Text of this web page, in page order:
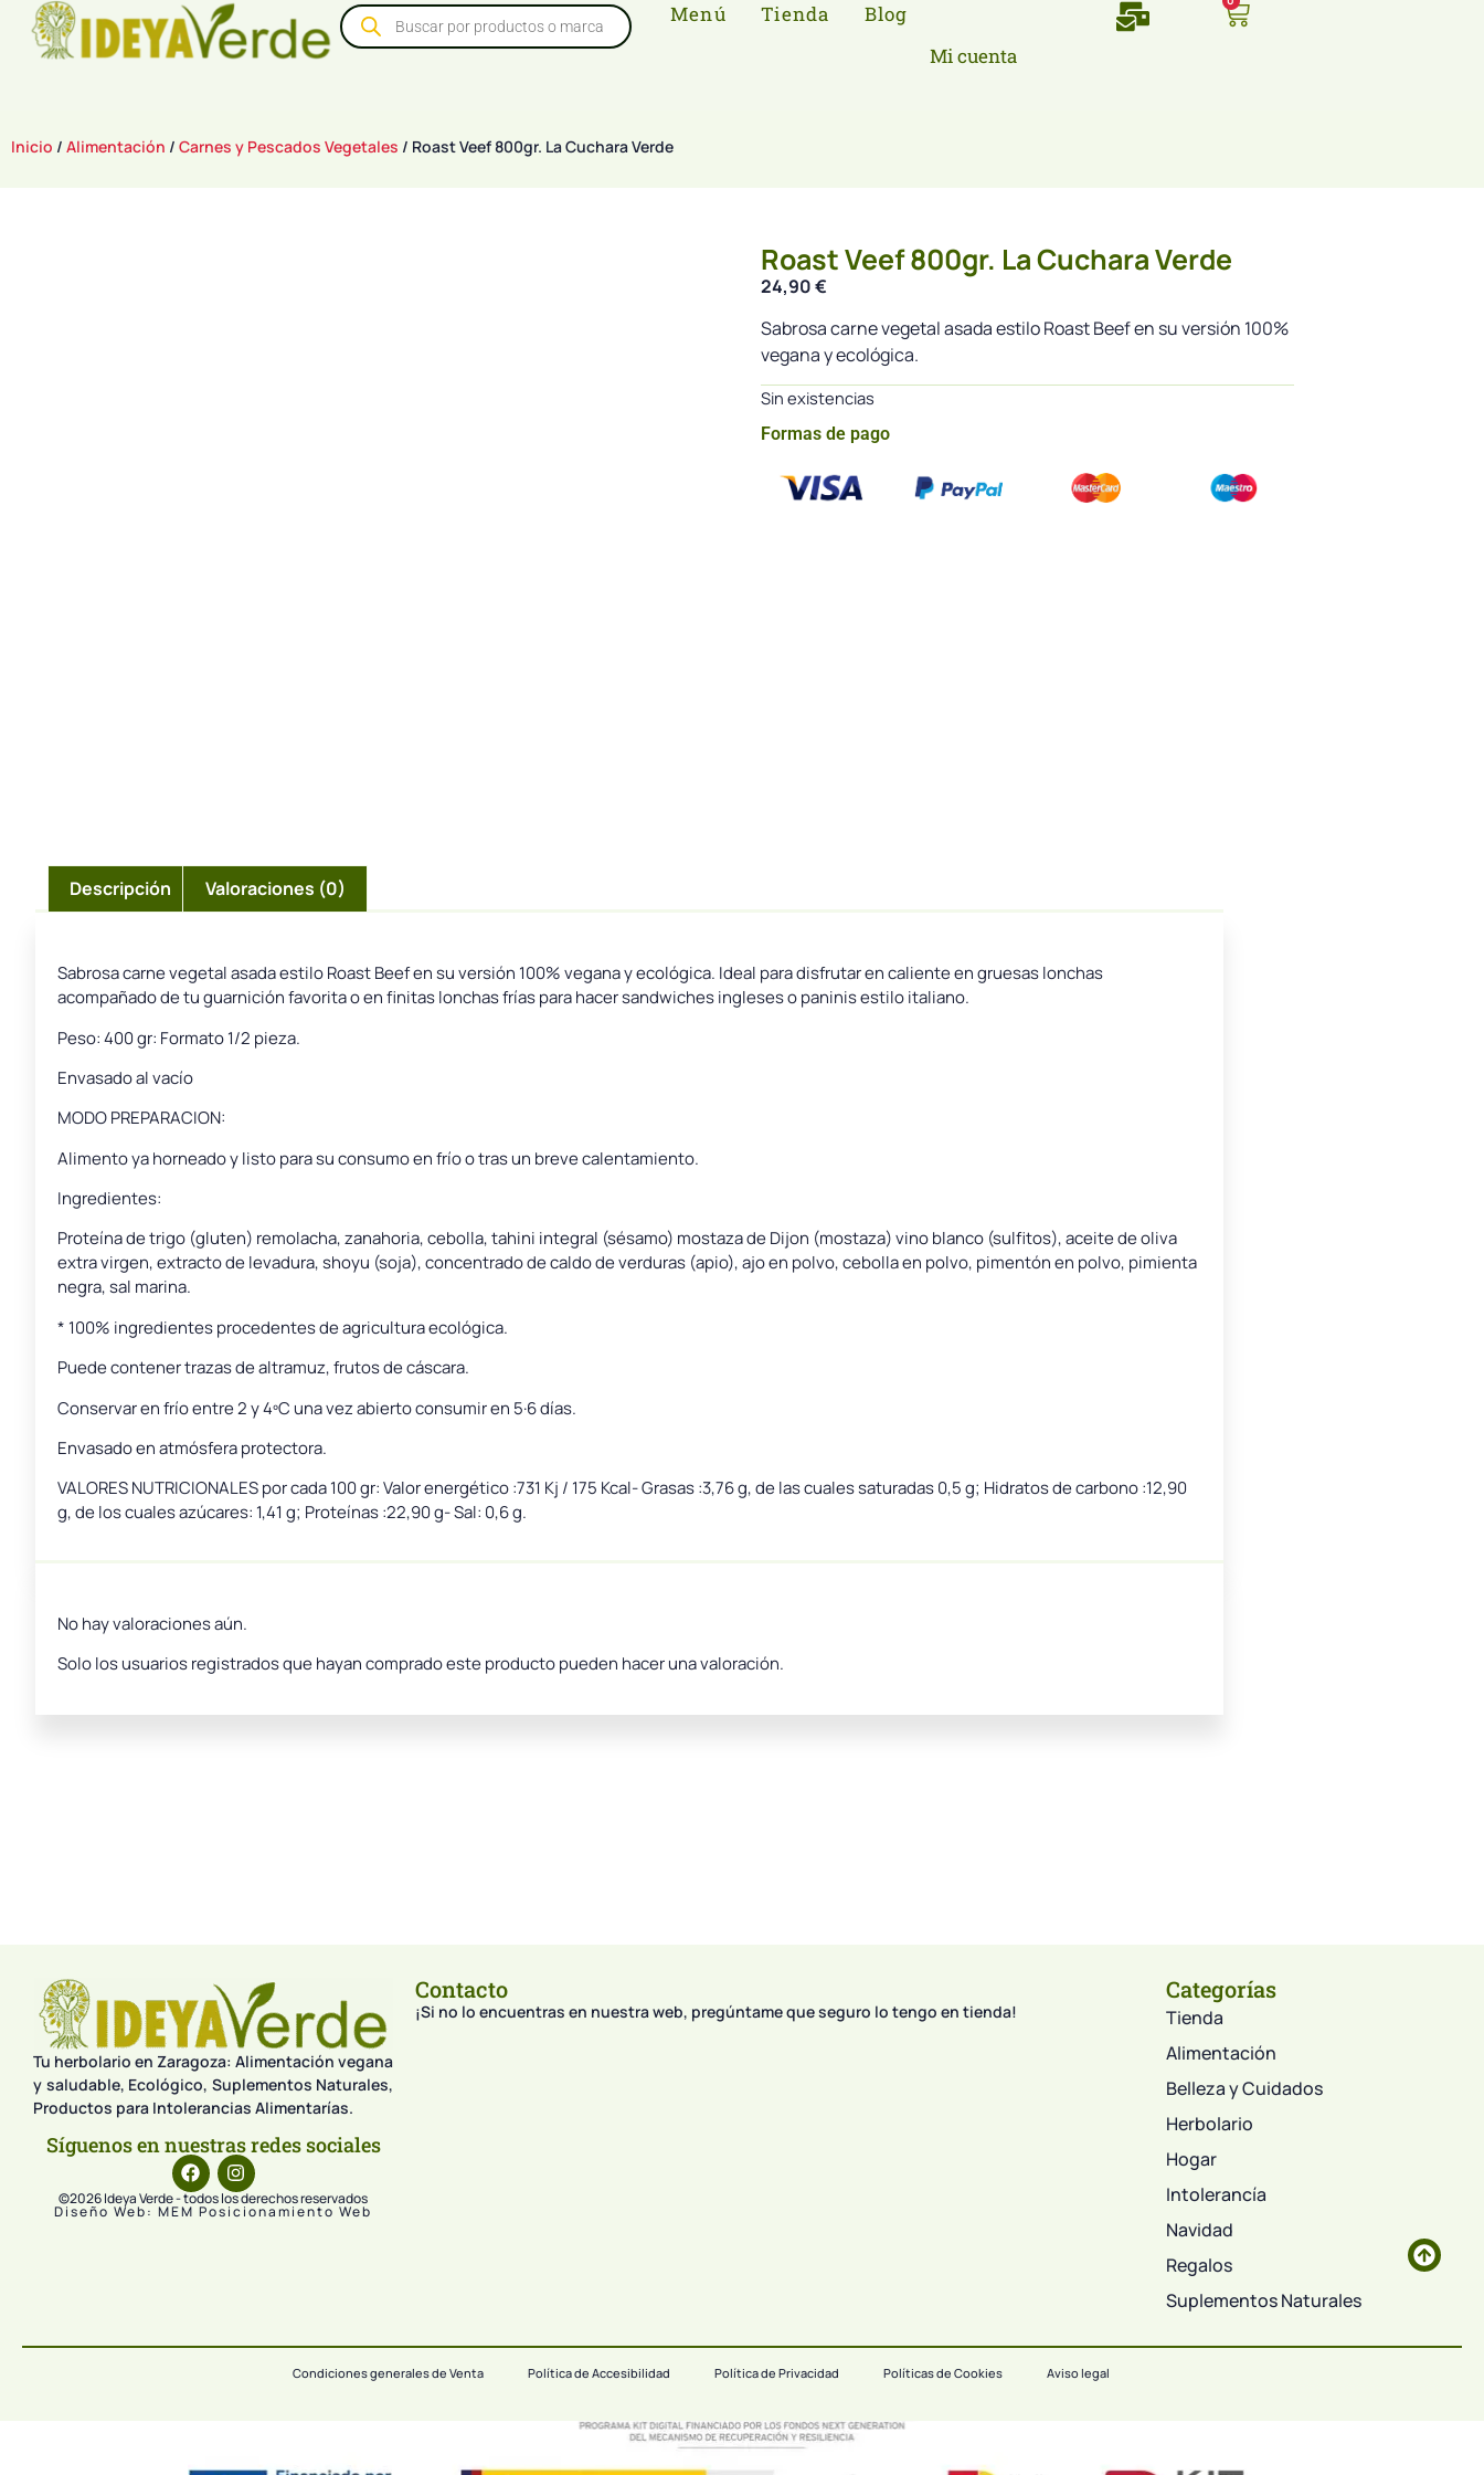
Menú Tienda
Blog
Mi cuenta
Inicio / Alimentación / Carnes y Pescados Vegetales / Roast Veef 800gr. La Cuchara Verde
Roast Veef 800gr. La Cuchara Verde
24,90€
Sabrosa carne vegetal asada estilo Roast Beef en su versión 100%
vegana y ecológica.
Sin existencias
Formas de pago
Descripción Valoraciones (0)
Sabrosa carne vegetal asada estilo Roast Beef en su versión 100% vegana y ecológica. Ideal para disfrutar en caliente en gruesas lonchas
acompañado de tu guarnición favorita o en finitas lonchas frías para hacer sandwiches ingleses o paninis estilo italiano.
Peso: 400 gr: Formato 1/2 pieza.
Envasado al vacío
MODO PREPARACION:
Alimento ya horneado y listo para su consumo en frío o tras un breve calentamiento.
Ingredientes:
Proteína de trigo (gluten) remolacha, zanahoria, cebolla, tahini integral (sésamo) mostaza de Dijon (mostaza) vino blanco (sulfitos), aceite de oliva
extra virgen, extracto de levadura, shoyu (soja), concentrado de caldo de verduras (apio), ajo en polvo, cebolla en polvo, pimentón en polvo, pimienta
negra, sal marina.
* 100% ingredientes procedentes de agricultura ecológica.
Puede contener trazas de altramuz, frutos de cáscara.
Conservar en frío entre 2 y 4ºC una vez abierto consumir en 5·6 días.
Envasado en atmósfera protectora.
VALORES NUTRICIONALES por cada 100 gr: Valor energético :731 Kj / 175 Kcal- Grasas :3,76 g, de las cuales saturadas 0,5 g; Hidratos de carbono :12,90
g, de los cuales azúcares: 1,41 g­; Proteínas :22,90 g- Sal: 0,6 g.
No hay valoraciones aún.
Solo los usuarios registrados que hayan comprado este producto pueden hacer una valoración.
Tu herbolario en Zaragoza: Alimentación vegana
y saludable, Ecológico, Suplementos Naturales,
Productos para Intolerancias Alimentarías.
Síguenos en nuestras redes sociales
©2026 Ideya Verde - todos los derechos reservados
Diseño Web: MEM Posicionamiento Web
Contacto
¡Si no lo encuentras en nuestra web, pregúntame que seguro lo tengo en tienda!
Categorías
Tienda
Alimentación
Belleza y Cuidados
Herbolario
Hogar
Intolerancía
Navidad
Regalos
Suplementos Naturales
Condiciones generales de Venta Política de Accesibilidad Política de Privacidad Políticas de Cookies Aviso legal